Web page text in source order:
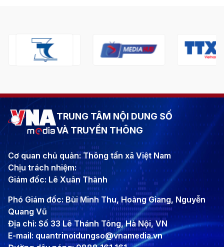
TRUNG TÂM NỘI DUNG SỐ
VÀ TRUYỀN THÔNG
Cơ quan chủ quản: Thông tấn xã Việt Nam
Chịu trách nhiệm:
Giám đốc: Lê Xuân Thành
Phó Giám đốc: Bùi Minh Thu, Hoàng Giang, Nguyễn
Quang Vũ
Địa chỉ: Số 33 Lê Thánh Tông, Hà Nội, VN
E-mail: quantrinoidungso@vnamedia.vn